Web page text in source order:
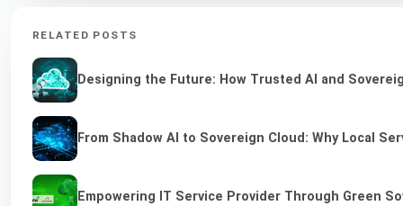
RELATED POSTS
Designing the Future: How Trusted AI and
From Shadow AI to Sovereign Cloud: Why Local
Empowering IT Service Provider Through Green